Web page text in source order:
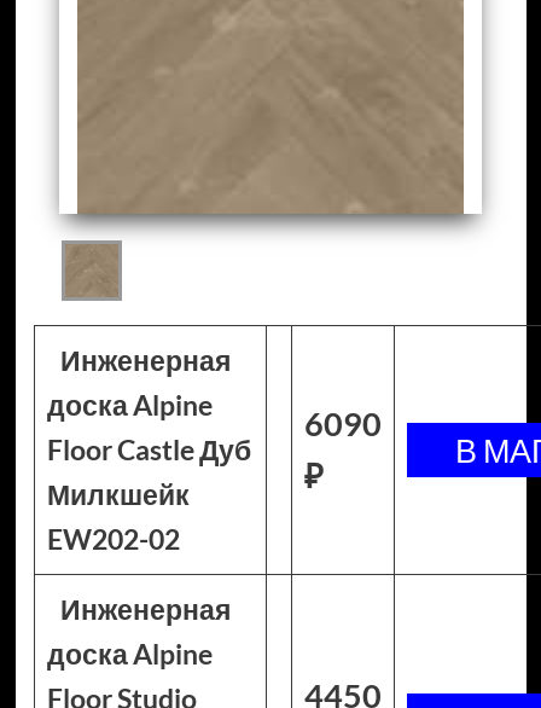
Инженерная
доска Alpine
Floor Castle Дуб
Милкшейк
EW202-02
6090
₽
Инженерная
доска Alpine
Floor Studio
4450